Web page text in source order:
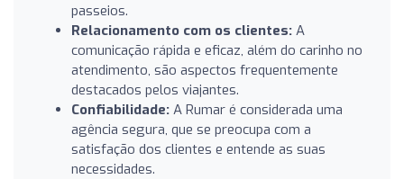
passeios.
Relacionamento com os clientes: A
comunicação rápida e eficaz, além do carinho no
atendimento, são aspectos frequentemente
destacados pelos viajantes.
Confiabilidade: A Rumar é considerada uma
agência segura, que se preocupa com a
satisfação dos clientes e entende as suas
necessidades.